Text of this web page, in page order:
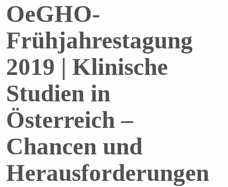
OeGHO-
Frühjahrestagung
2019 | Klinische
Studien in
Österreich –
Chancen und
Herausforderungen